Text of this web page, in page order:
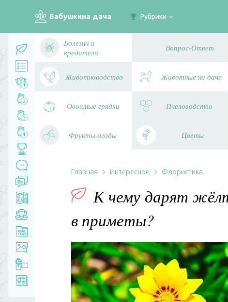
Бабушкина дача Рубрики
1
2
3
4
Болезни и
вредители
Вопрос-Ответ
Животноводство Животные на даче
Овощные грядки Пчеловодство
Фрукты-ягоды Цветы
Главная Интересное Флористика
К чему дарят
в приметы?